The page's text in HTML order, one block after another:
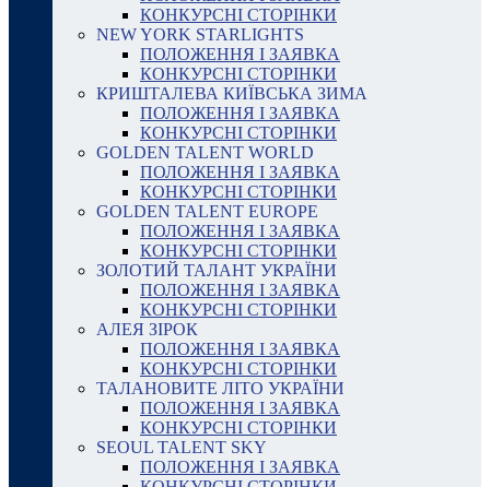
КОНКУРСНІ СТОРІНКИ
NEW YORK STARLIGHTS
ПОЛОЖЕННЯ І ЗАЯВКА
КОНКУРСНІ СТОРІНКИ
КРИШТАЛЕВА КИЇВСЬКА ЗИМА
ПОЛОЖЕННЯ І ЗАЯВКА
КОНКУРСНІ СТОРІНКИ
GOLDEN TALENT WORLD
ПОЛОЖЕННЯ І ЗАЯВКА
КОНКУРСНІ СТОРІНКИ
GOLDEN TALENT EUROPE
ПОЛОЖЕННЯ І ЗАЯВКА
КОНКУРСНІ СТОРІНКИ
ЗОЛОТИЙ ТАЛАНТ УКРАЇНИ
ПОЛОЖЕННЯ І ЗАЯВКА
КОНКУРСНІ СТОРІНКИ
АЛЕЯ ЗІРОК
ПОЛОЖЕННЯ І ЗАЯВКА
КОНКУРСНІ СТОРІНКИ
ТАЛАНОВИТЕ ЛІТО УКРАЇНИ
ПОЛОЖЕННЯ І ЗАЯВКА
КОНКУРСНІ СТОРІНКИ
SEOUL TALENT SKY
ПОЛОЖЕННЯ І ЗАЯВКА